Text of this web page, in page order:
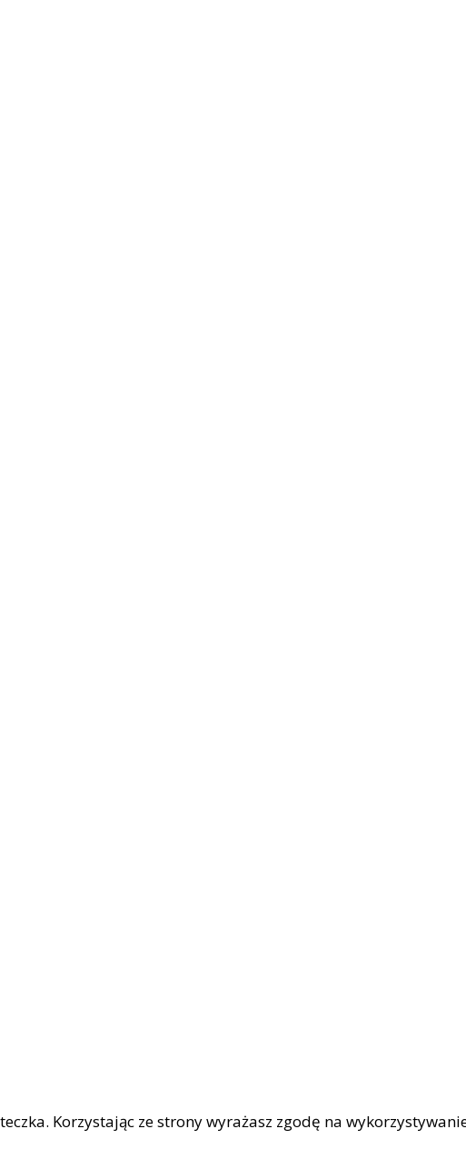
Korzystając ze strony wyrażasz zgodę na